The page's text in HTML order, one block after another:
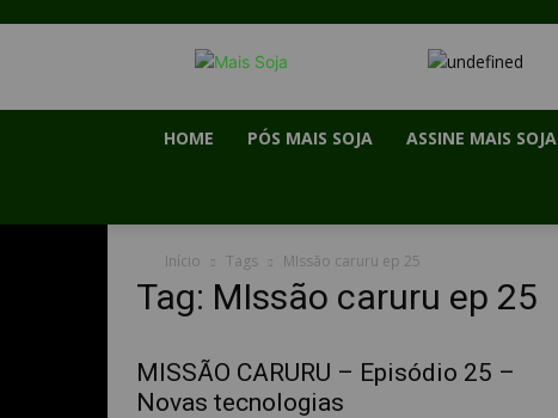
HOME PÓS MAIS SOJA ASSINE MAIS SOJA
Início Tags MIssão caruru ep 25
Tag: MIssão caruru ep 25
MISSÃO CARURU – Episódio 25 –
Novas tecnologias